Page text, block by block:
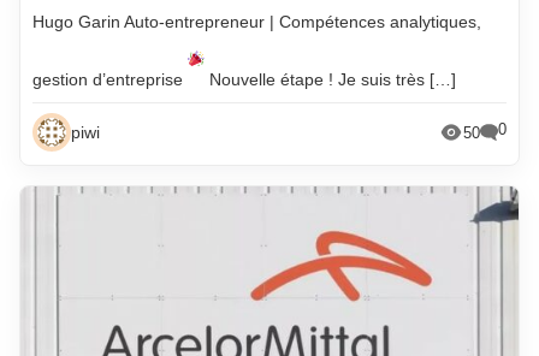
Hugo Garin Auto-entrepreneur | Compétences analytiques,
gestion d’entreprise Nouvelle étape ! Je suis très […]
piwi 50 0